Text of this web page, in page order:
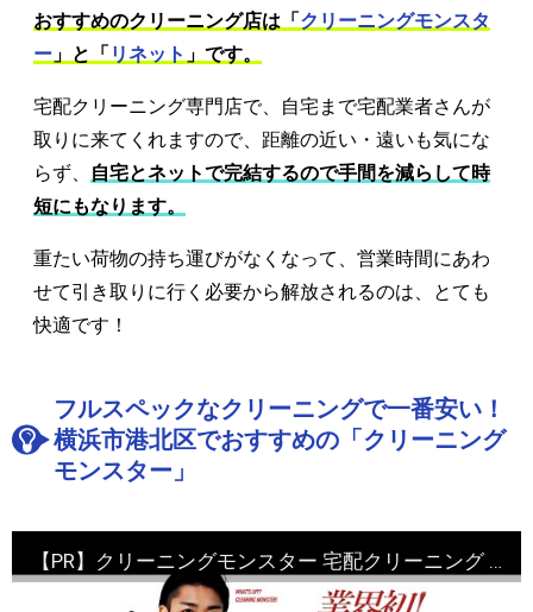
おすすめのクリーニング店は「 クリーニングモンスタ
ー 」と「 リネット 」です。
宅配クリーニング専門店で、自宅まで宅配業者さんが
取りに来てくれますので、距離の近い・遠いも気にな
らず、
自宅とネットで完結するので手間を減らして時
短にもなります。
重たい荷物の持ち運びがなくなって、営業時間にあわ
せて引き取りに行く必要から解放されるのは、とても
快適です！
フルスペックなクリーニングで一番安い！
横浜市港北区でおすすめの「クリーニング
モンスター」
【PR】クリーニングモンスター 宅配クリーニング 申込・評判